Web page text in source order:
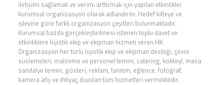
iletişimi sağlamak ve verimi arttırmak için yapılan etkinlikler
kurumsal organizasyon olarak adlandırılır. Hedef kitleye ve
işlevine göre farklı organizasyon çeşitleri bulunmaktadır.
Kurumsal bazda gerçekleştirilmesi istenen toplu davet ve
etkinliklere lojistik ekip ve ekipman hizmeti veren HK
Organizasyon her türlü lojistik ekip ve ekipman desteği, çevre
süslemeleri, malzeme ve personel temini, catering, kokteyl, masa
sandalye temini, gösteri, reklam, tanıtım, eğlence, fotoğraf,
kamera afiş ve ihtiyaç duyulan tüm hizmetleri vermektedir.